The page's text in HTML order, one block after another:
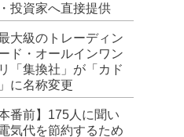
投資家へ直接提供
大級のトレーディン
ド・オールインワン
「集換社」が「カド
に名称変更
本番前】175人に聞い
気代を節約するため